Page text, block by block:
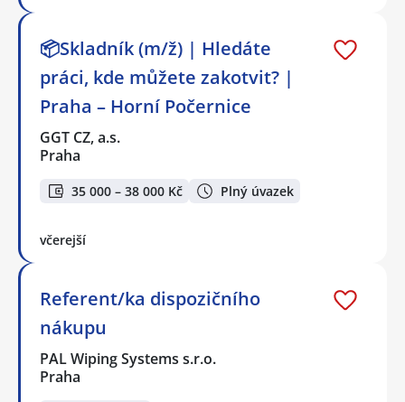
📦Skladník (m/ž) | Hledáte
práci, kde můžete zakotvit? |
Praha – Horní Počernice
GGT CZ, a.s.
Praha
35 000 – 38 000 Kč Plný úvazek
včerejší
Referent/ka dispozičního
nákupu
PAL Wiping Systems s.r.o.
Praha